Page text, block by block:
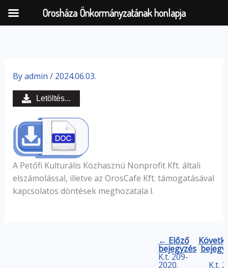
content
Byadmin / 2024.06.03.
A Petőfi Kulturális Közhasznú Nonprofit Kft. általi
elszámolással, illetve az OrosCafe Kft. támogatásával
kapcsolatos döntések meghozatala I.
Letöltés...
← Előző
bejegyzés
K.t. 209-
2020.
K.t.
Orosháza Önkormányzatának honlapja